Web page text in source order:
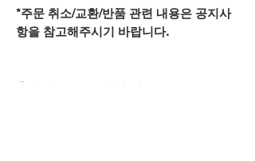
*주문 취소/교환/반품 관련 내용은 공지사
항을 참고해주시기 바랍니다.
추가적으로 궁금하신 점은